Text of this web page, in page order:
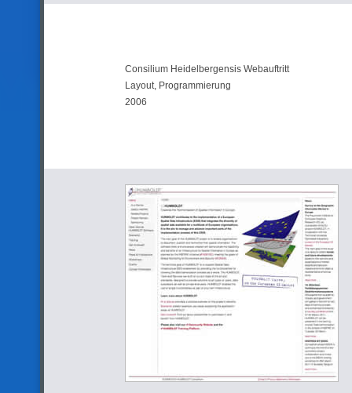
Consilium Heidelbergensis Webauftritt
Layout, Programmierung
2006